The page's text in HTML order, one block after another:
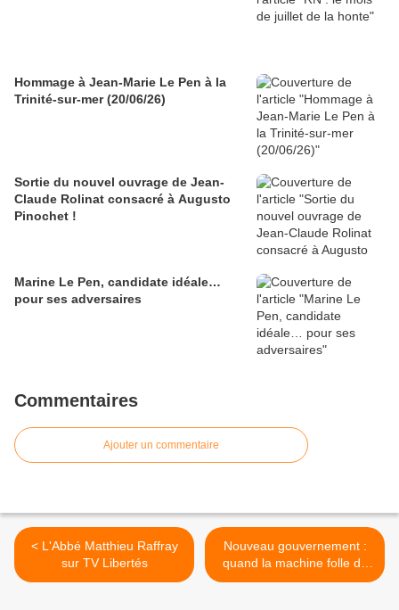
Hommage à Jean-Marie Le Pen à la
Trinité-sur-mer (20/06/26)
Sortie du nouvel ouvrage de Jean-
Claude Rolinat consacré à Augusto
Pinochet !
Marine Le Pen, candidate idéale…
pour ses adversaires
Commentaires
Ajouter un commentaire
< L'Abbé Matthieu Raffray
sur TV Libertés
Nouveau gouvernement :
quand la machine folle du
macronisme s’emballe >